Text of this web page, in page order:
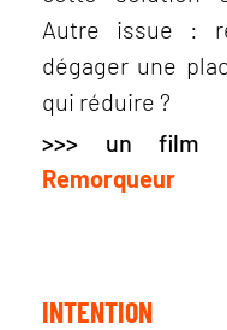
Autre issue :
dégager une
qui réduire ?
>>> un film
Remorqueur
INTENTION